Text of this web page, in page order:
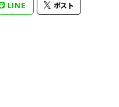
LINE ポスト